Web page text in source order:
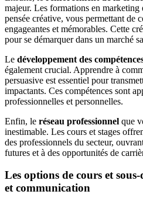
majeur. Les formations en
pensée créative, vous permettant de
engageantes et mémorables. Cette
pour se démarquer dans un marché
Le développement des
également crucial. Apprendre à
persuasive est essentiel pour
impactants. Ces compétences sont
professionnelles et personnelles.
Enfin, le réseau professionnel que
inestimable. Les cours et stages
des professionnels du secteur,
futures et à des opportunités de
Les options de cours et
et communication